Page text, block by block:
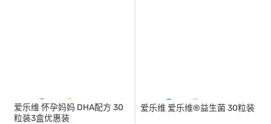
爱乐维怀孕妈妈 DHA配方 30
粒装3盒优惠装
爱乐维 爱乐维®益生菌 30粒装